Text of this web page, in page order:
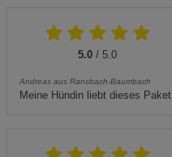
5.0 / 5.0
Andreas aus Ransbach-Baumbach
Meine Hündin liebt dieses Paket.